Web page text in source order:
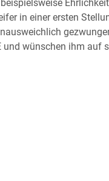
in einer ersten
wünschen ihm auf